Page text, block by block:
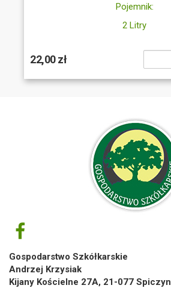
Pojemnik:
2 Litry
22,00 zł
Gospodarstwo Szkółkarskie
Andrzej Krzysiak
Kijany Kościelne 27A, 21-077 Spiczyn